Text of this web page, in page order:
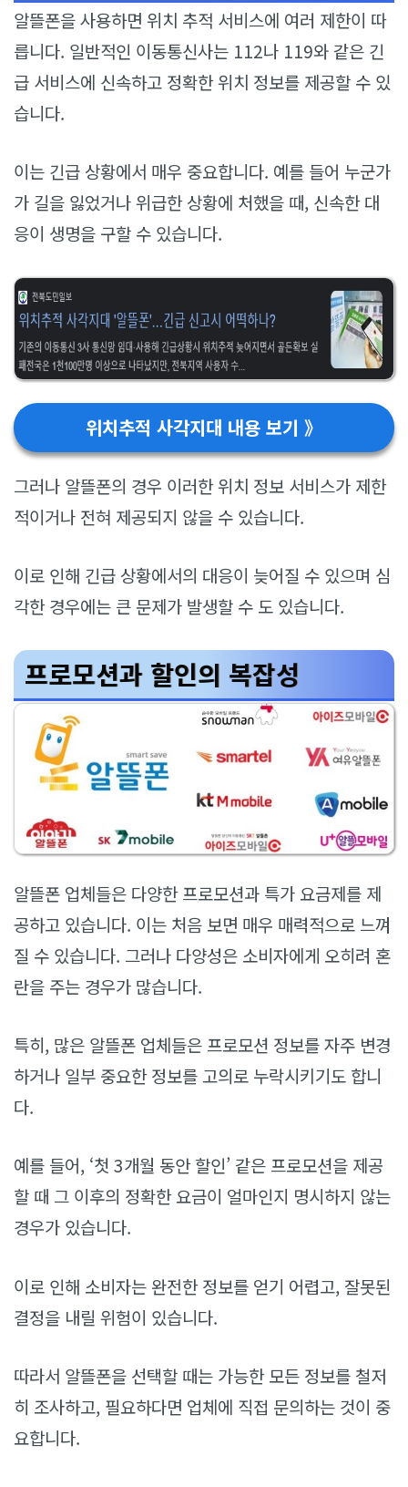
알뜰폰을 사용하면 위치 추적 서비스에 여러 제한이 따
릅니다. 일반적인 이동통신사는 112나 119와 같은 긴
급 서비스에 신속하고 정확한 위치 정보를 제공할 수 있
습니다.
이는 긴급 상황에서 매우 중요합니다. 예를 들어 누군가
가 길을 잃었거나 위급한 상황에 처했을 때, 신속한 대
응이 생명을 구할 수 있습니다.
위치추적 사각지대 내용 보기 》
그러나 알뜰폰의 경우 이러한 위치 정보 서비스가 제한
적이거나 전혀 제공되지 않을 수 있습니다.
이로 인해 긴급 상황에서의 대응이 늦어질 수 있으며 심
각한 경우에는 큰 문제가 발생할 수 도 있습니다.
프로모션과 할인의 복잡성
알뜰폰 업체들은 다양한 프로모션과 특가 요금제를 제
공하고 있습니다. 이는 처음 보면 매우 매력적으로 느껴
질 수 있습니다. 그러나 다양성은 소비자에게 오히려 혼
란을 주는 경우가 많습니다.
특히, 많은 알뜰폰 업체들은 프로모션 정보를 자주 변경
하거나 일부 중요한 정보를 고의로 누락시키기도 합니
다.
예를 들어, ‘첫 3개월 동안 할인’ 같은 프로모션을 제공
할 때 그 이후의 정확한 요금이 얼마인지 명시하지 않는
경우가 있습니다.
이로 인해 소비자는 완전한 정보를 얻기 어렵고, 잘못된
결정을 내릴 위험이 있습니다.
따라서 알뜰폰을 선택할 때는 가능한 모든 정보를 철저
히 조사하고, 필요하다면 업체에 직접 문의하는 것이 중
요합니다.